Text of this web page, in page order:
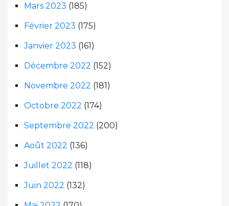
Mars 2023 (185)
Février 2023 (175)
Janvier 2023 (161)
Décembre 2022 (152)
Novembre 2022 (181)
Octobre 2022 (174)
Septembre 2022 (200)
Août 2022 (136)
Juillet 2022 (118)
Juin 2022 (132)